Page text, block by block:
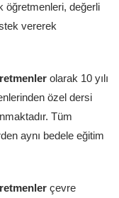
öğretmenleri, değerli
vererek
olarak 10 yılı
özel dersi
Tüm
aynı bedele eğitim
çevre